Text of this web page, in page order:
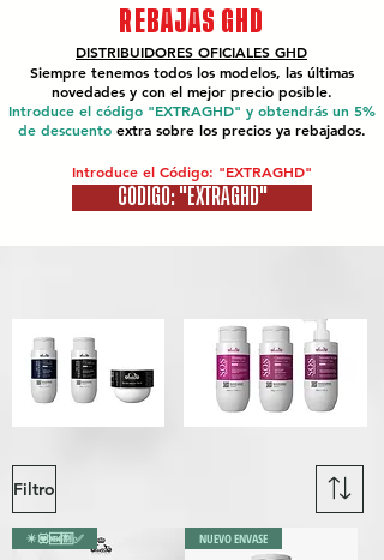
REBAJAS GHD
DISTRIBUIDORES OFICIALES GHD
Siempre tenemos todos los modelos, las últimas
novedades y con el mejor precio posible.
Introduce el código "EXTRAGHD" y obtendrás un 5%
de descuento extra sobre los precios ya rebajados.
Introduce el Código: "EXTRAGHD"
CÓDIGO: "EXTRAGHD"
Filtro
✴️💟🆕🈹✅ NUEVO ENVASE